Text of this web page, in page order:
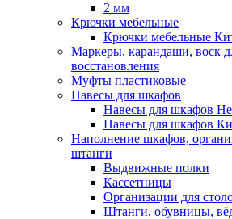
2 мм
Крючки мебельные
Крючки мебельные
Маркеры, карандаши, воск
восстановления
Муфты пластиковые
Навесы для шкафов
Навесы для шкафов
Навесы для шкафов
Наполнение шкафов,
штанги
Выдвижные полки
Кассетницы
Организации для
Штанги, обувницы,